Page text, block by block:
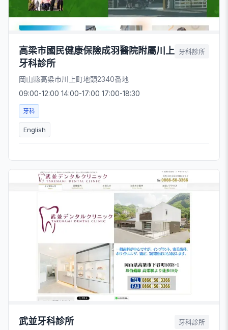
高梁市國民健康保險成羽醫院附屬川上
牙科診所
牙科診所
岡山縣高梁市川上町地頭2340番地
09:00-12:00 14:00-17:00 17:00-18:30
牙科
English
武並牙科診所 牙科診所